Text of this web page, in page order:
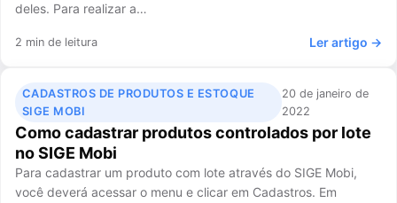
deles. Para realizar a…
2 min de leitura Ler artigo →
CADASTROS DE PRODUTOS E ESTOQUE
SIGE MOBI
20 de janeiro de
2022
Como cadastrar produtos controlados por lote
no SIGE Mobi
Para cadastrar um produto com lote através do SIGE Mobi,
você deverá acessar o menu e clicar em Cadastros. Em